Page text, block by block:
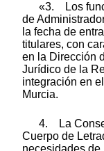
«3. Los
de
la fecha de
titulares, con
en la Dirección
Jurídico de la
integración en
Murcia.
4. La
Cuerpo de